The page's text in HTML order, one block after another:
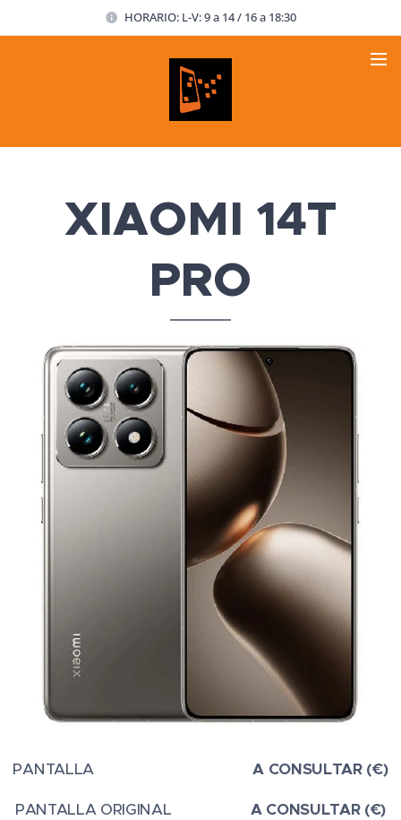
HORARIO: L-V: 9 a 14 / 16 a 18:30
XIAOMI 14T
PRO
PANTALLAA CONSULTAR (€)
PANTALLA ORIGINALA CONSULTAR (€)